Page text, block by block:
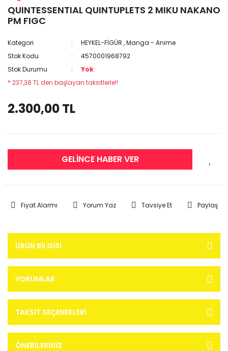
QUINTESSENTIAL QUINTUPLETS 2 MIKU NAKANO
PM FIGC
Kategori HEYKEL-FİGÜR ,Manga - Anime
Stok Kodu
4570001968792
Stok Durumu
Yok
* 237,38 TL den başlayan taksitlerle!!
2.300,00 TL
GELİNCE HABER VER
Fiyat Alarmı Yorum Yaz Tavsiye Et Paylaş
ÜRÜN BILGISI
YORUMLAR
TAKSIT SEÇENEKLERI
ÖNERILERINIZ